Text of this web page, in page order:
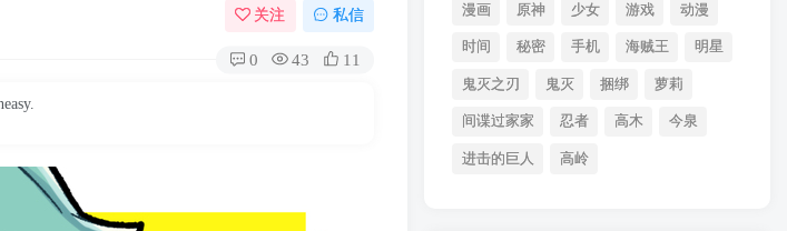
关注 私信
0 43 11
漫画 原神 少女 游戏 动漫
时间 秘密 手机 海贼王 明星
鬼灭之刃 鬼灭 捆绑 萝莉
间谍过家家 忍者 高木 今泉
进击的巨人 高岭